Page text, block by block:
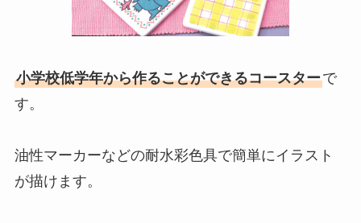
小学校低学年から作ることができるコースターで
す。
油性マーカーなどの耐水彩色具で簡単にイラスト
が描けます。